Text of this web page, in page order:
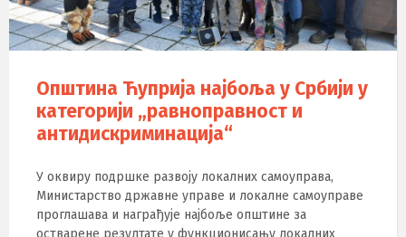
Општина Ћуприја најбоља у Србији у
категорији „равноправност и
антидискриминација“
У оквиру подршке развоју локалних самоуправа,
Министарство државне управе и локалне самоуправе
проглашава и награђује најбоље општине за
остварене резултате у функционисању локалних